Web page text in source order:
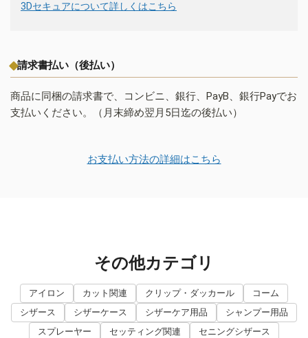
3Dセキュアについて詳しくはこちら
請求書払い（後払い）
商品に同梱の請求書で、コンビニ、銀行、PayB、銀行Payでお
支払いください。（月末締め翌月5日迄の後払い）
お支払い方法の詳細はこちら
その他カテゴリ
アイロン カット関連 クリップ・ダッカール
コーム
シザース
シザーケース シザーケア用品
シャンプー用品
スプレーヤー
セッティング関連
セニングシザース